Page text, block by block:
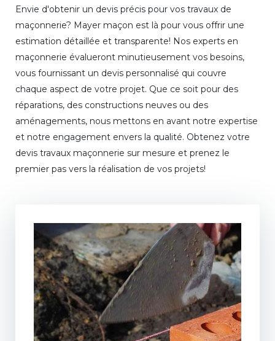
Envie d'obtenir un devis précis pour vos travaux de
maçonnerie? Mayer maçon est là pour vous offrir une
estimation détaillée et transparente! Nos experts en
maçonnerie évalueront minutieusement vos besoins,
vous fournissant un devis personnalisé qui couvre
chaque aspect de votre projet. Que ce soit pour des
réparations, des constructions neuves ou des
aménagements, nous mettons en avant notre expertise
et notre engagement envers la qualité. Obtenez votre
devis travaux maçonnerie sur mesure et prenez le
premier pas vers la réalisation de vos projets!